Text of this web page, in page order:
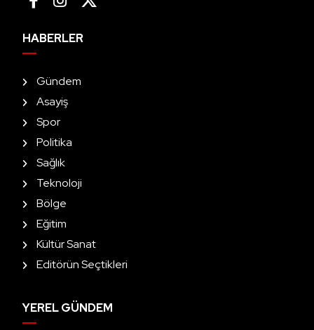
HABERLER
Gündem
Asayiş
Spor
Politika
Sağlık
Teknoloji
Bölge
Eğitim
Kültür Sanat
Editörün Seçtikleri
YEREL GÜNDEM